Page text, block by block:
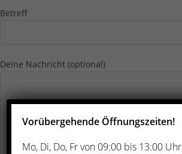
Betreff
Deine Nachricht (optional)
Vorübergehende Öffnungszeiten!
Mo, Di, Do, Fr von 09:00 bis 13:00 Uhr